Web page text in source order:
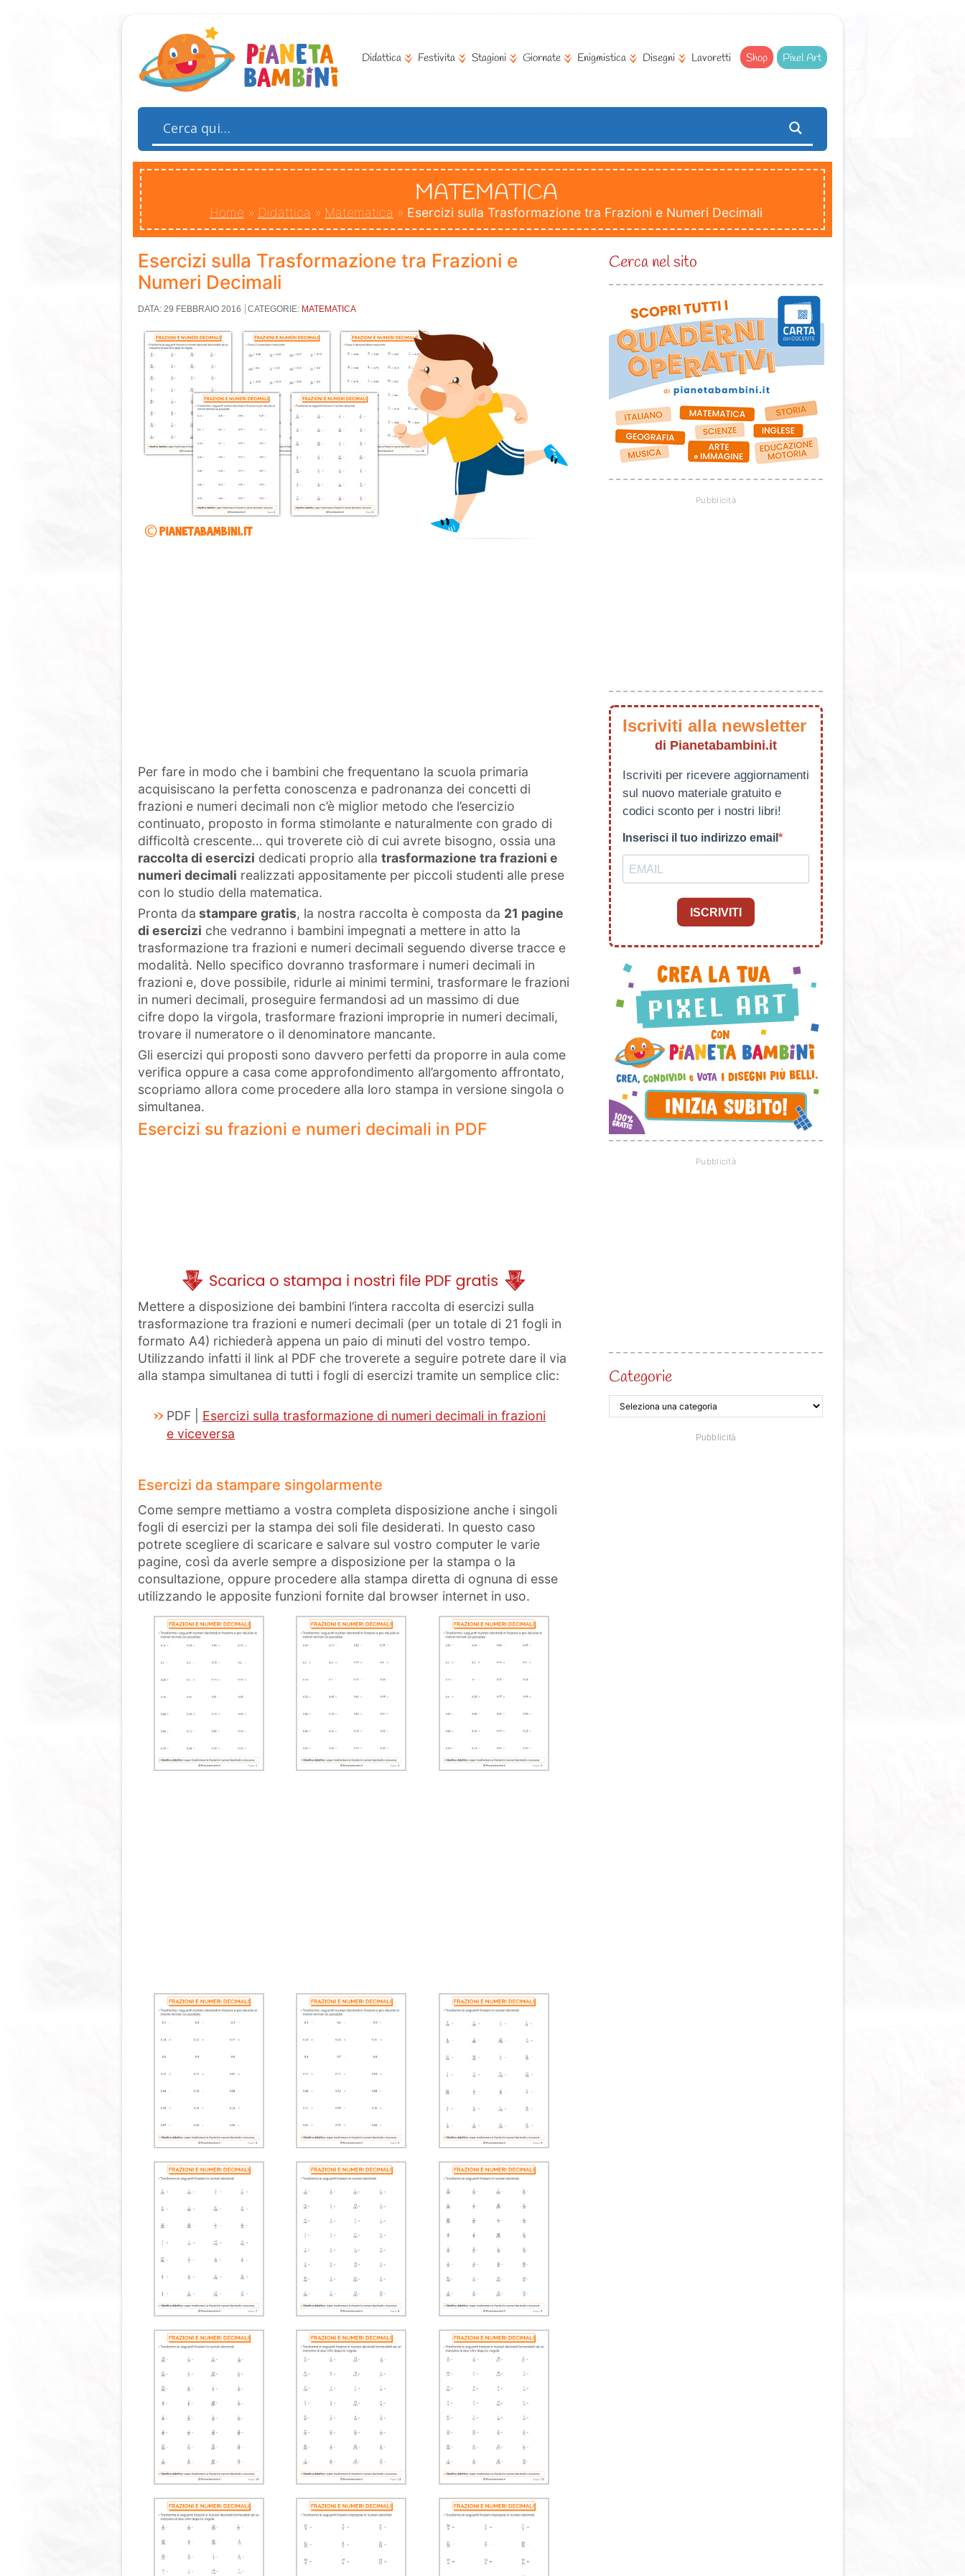
Didattica Festivita Stagioni Giornate Enigmistica Disegni Lavoretti Shop Pixel Art
MATEMATICA
Home » Didattica » Matematica » Esercizi sulla Trasformazione tra Frazioni e Numeri Decimali
Esercizi sulla Trasformazione tra Frazioni e
Numeri Decimali
DATA: 29 FEBBRAIO 2016 CATEGORIE: MATEMATICA
Per fare in modo che i bambini che frequentano la scuola primaria
acquisiscano la perfetta conoscenza e padronanza dei concetti di
frazioni e numeri decimali non c’è miglior metodo che l’esercizio
continuato, proposto in forma stimolante e naturalmente con grado di
difficoltà crescente… qui troverete ciò di cui avrete bisogno, ossia una
raccolta di esercizi dedicati proprio alla trasformazione tra frazioni e
numeri decimali realizzati appositamente per piccoli studenti alle prese
con lo studio della matematica.
Pronta da stampare gratis, la nostra raccolta è composta da 21 pagine
di esercizi che vedranno i bambini impegnati a mettere in atto la
trasformazione tra frazioni e numeri decimali seguendo diverse tracce e
modalità. Nello specifico dovranno trasformare i numeri decimali in
frazioni e, dove possibile, ridurle ai minimi termini, trasformare le frazioni
in numeri decimali, proseguire fermandosi ad un massimo di due
cifre dopo la virgola, trasformare frazioni improprie in numeri decimali,
trovare il numeratore o il denominatore mancante.
Gli esercizi qui proposti sono davvero perfetti da proporre in aula come
verifica oppure a casa come approfondimento all’argomento affrontato,
scopriamo allora come procedere alla loro stampa in versione singola o
simultanea.
Esercizi su frazioni e numeri decimali in PDF
Mettere a disposizione dei bambini l’intera raccolta di esercizi sulla
trasformazione tra frazioni e numeri decimali (per un totale di 21 fogli in
formato A4) richiederà appena un paio di minuti del vostro tempo.
Utilizzando infatti il link al PDF che troverete a seguire potrete dare il via
alla stampa simultanea di tutti i fogli di esercizi tramite un semplice clic:
PDF | Esercizi sulla trasformazione di numeri decimali in frazioni
e viceversa
Esercizi da stampare singolarmente
Come sempre mettiamo a vostra completa disposizione anche i singoli
fogli di esercizi per la stampa dei soli file desiderati. In questo caso
potrete scegliere di scaricare e salvare sul vostro computer le varie
pagine, così da averle sempre a disposizione per la stampa o la
consultazione, oppure procedere alla stampa diretta di ognuna di esse
utilizzando le apposite funzioni fornite dal browser internet in uso.
Cerca nel sito
Iscriviti alla newsletter
di Pianetabambini.it
Iscriviti per ricevere aggiornamenti
sul nuovo materiale gratuito e
codici sconto per i nostri libri!
Inserisci il tuo indirizzo email
ISCRIVITI
Categorie